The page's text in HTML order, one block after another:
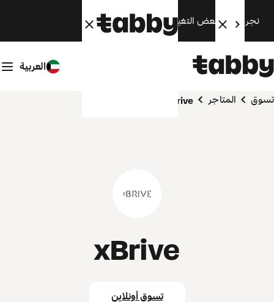
نجري الآن بعض التغييرات. سنعود قريبًا.
العربية
تسوق المتاجر xBrive
xBrive
تسوق أونلاين